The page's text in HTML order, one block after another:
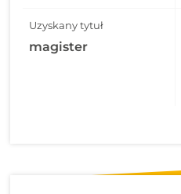
Uzyskany tytuł
magister